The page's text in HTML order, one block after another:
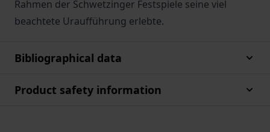
Rahmen der Schwetzinger Festspiele seine viel
beachtete Uraufführung erlebte.
Bibliographical data
Product safety information